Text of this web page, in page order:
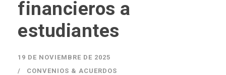
financieros a
estudiantes
19 DE NOVIEMBRE DE 2025
CONVENIOS & ACUERDOS